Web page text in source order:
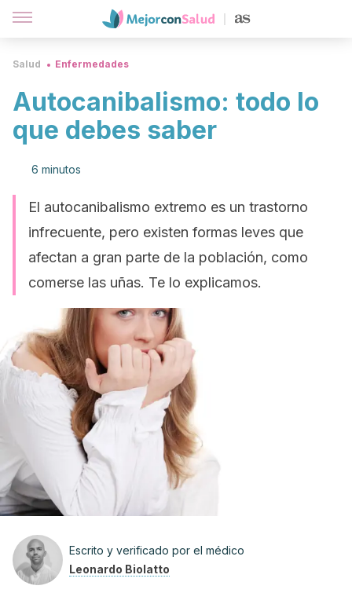
Salud Enfermedades
Autocanibalismo: todo lo
que debes saber
6 minutos
El autocanibalismo extremo es un trastorno
infrecuente, pero existen formas leves que
afectan a gran parte de la población, como
comerse las uñas. Te lo explicamos.
Escrito y verificado por el médico
Leonardo Biolatto